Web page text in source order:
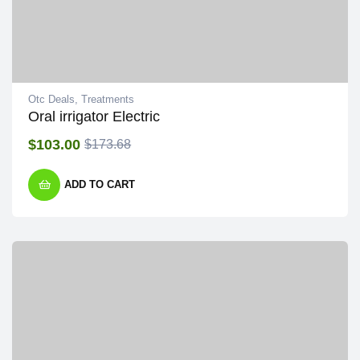
Otc Deals Treatments
Oral irrigator Electric
$173.68
$103.00
ADD TO CART